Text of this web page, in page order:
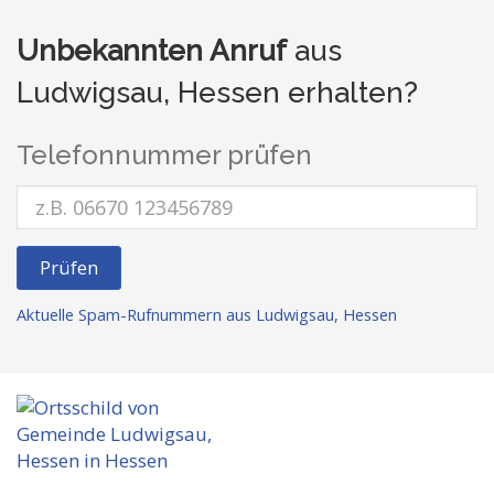
Unbekannten Anrufaus
Ludwigsau, Hessen erhalten?
Telefonnummer prüfen
Prüfen
Aktuelle Spam-Rufnummern aus Ludwigsau, Hessen